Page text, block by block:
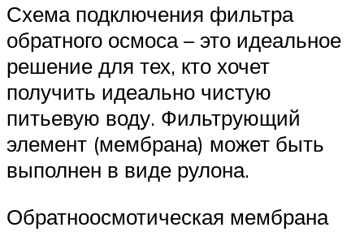
Схема подключения фильтра
обратного осмоса – это идеальное
решение для тех, кто хочет
получить идеально чистую
питьевую воду. Фильтрующий
элемент (мембрана) может быть
выполнен в виде рулона.
Обратноосмотическая мембрана